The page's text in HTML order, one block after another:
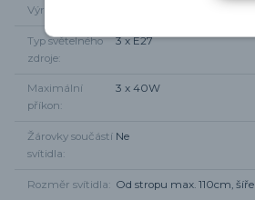
Výrobce
Typ světelného
zdroje
3 x E27
Maximální
příkon
3 x 40W
Žárovky součástí
svítidla
Ne
Rozměr svítidla Od stropu max. 110cm,